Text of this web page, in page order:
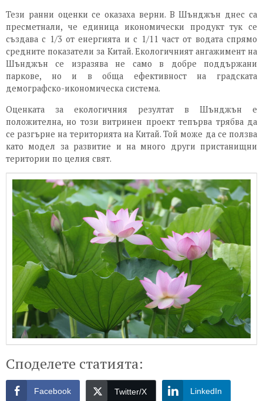
Тези ранни оценки се оказаха верни. В Шънджън днес са
пресметнали, че единица икономически продукт тук се
създава с 1/3 от енергията и с 1/11 част от водата спрямо
средните показатели за Китай. Екологичният ангажимент на
Шънджън се изразява не само в добре поддържани
паркове, но и в обща ефективност на градската
демографско-икономическа система.
Оценката за екологичния резултат в Шънджън е
положителна, но този витринен проект тепърва трябва да
се разгърне на територията на Китай. Той може да се ползва
като модел за развитие и на много други пристанищни
територии по целия свят.
Споделете статията:
Facebook Twitter/X LinkedIn